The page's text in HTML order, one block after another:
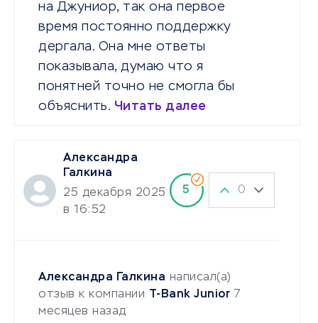
на Джуниор, так она первое
время постоянно поддержку
дергала. Она мне ответы
показывала, думаю что я
понятней точно не смогла бы
объяснить. Читать далее
Александра
Галкина
25 декабря 2025
в 16:52
5 0
Александра Галкина написал(а)
отзыв к компании
T-Bank Junior 7
месяцев назад